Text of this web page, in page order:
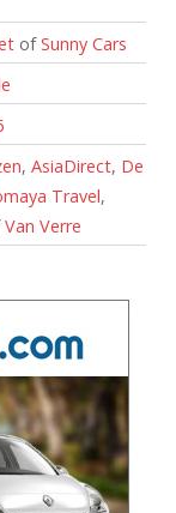
ofSunny Cars
, AsiaDirect, De
Travel,
Van Verre